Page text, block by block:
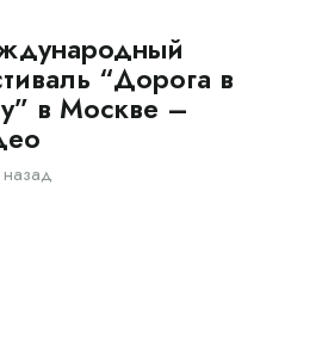
“Дорога в
в Москве –